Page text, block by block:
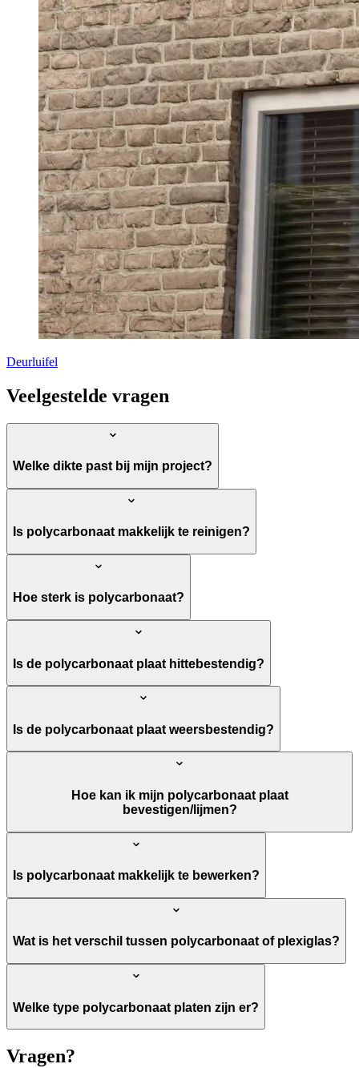
Deurluifel
Veelgestelde vragen
Welke dikte past bij mijn project?
Is polycarbonaat makkelijk te reinigen?
Hoe sterk is polycarbonaat?
Is de polycarbonaat plaat hittebestendig?
Is de polycarbonaat plaat weersbestendig?
Hoe kan ik mijn polycarbonaat plaat
bevestigen/lijmen?
Is polycarbonaat makkelijk te bewerken?
Wat is het verschil tussen polycarbonaat of plexiglas?
Welke type polycarbonaat platen zijn er?
Vragen?